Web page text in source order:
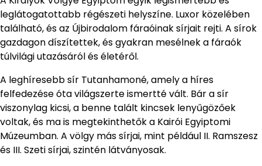
leglátogatottabb régészeti helyszíne. Luxor közelében
található, és az Újbirodalom fáraóinak sírjait rejti. A sírok
gazdagon díszítettek, és gyakran mesélnek a fáraók
túlvilági utazásáról és életéről.
A leghíresebb sír Tutanhamoné, amely a híres
felfedezése óta világszerte ismertté vált. Bár a sír
viszonylag kicsi, a benne talált kincsek lenyűgözőek
voltak, és ma is megtekinthetők a Kairói Egyiptomi
Múzeumban. A völgy más sírjai, mint például II. Ramszesz
és III. Szeti sírjai, szintén látványosak.